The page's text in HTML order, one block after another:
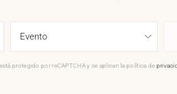
protegido por reCAPTCHA y se aplican la política de